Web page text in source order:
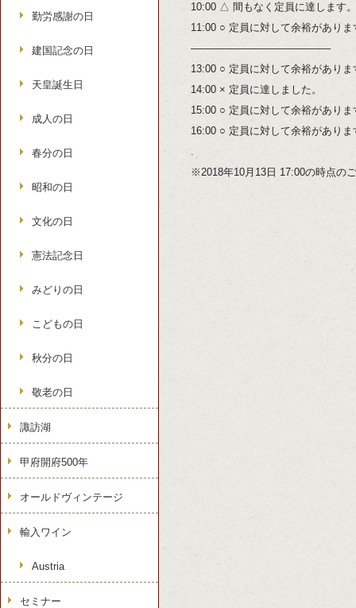
10:00 △ 間もなく定員に達します。
11:00 ○ 定員に対して余裕がありま
—————————————–
13:00 ○ 定員に対して余裕がありま
14:00 × 定員に達しました。
15:00 ○ 定員に対して余裕がありま
16:00 ○ 定員に対して余裕がありま
.
※2018年10月13日 17:00の時点の
勤労感謝の日
建国記念の日
天皇誕生日
成人の日
春分の日
昭和の日
文化の日
憲法記念日
みどりの日
こどもの日
秋分の日
敬老の日
諏訪湖
甲府開府500年
オールドヴィンテージ
輸入ワイン
Austria
セミナー